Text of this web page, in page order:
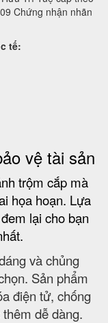
Chứng nhận nhãn
tế:
vệ tài sản
trộm cắp mà
họa hoạn. Lựa
lại cho bạn
và chủng
Sản phẩm
điện tử, chống
dễ dàng.